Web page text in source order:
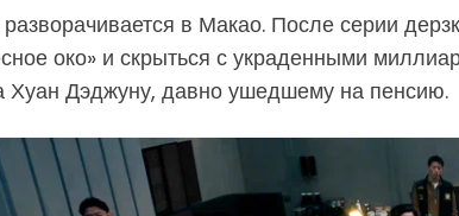
в Макао. После серии
око» и скрыться с украденными
Хуан Дэджуну, давно ушедшему на пенсию.